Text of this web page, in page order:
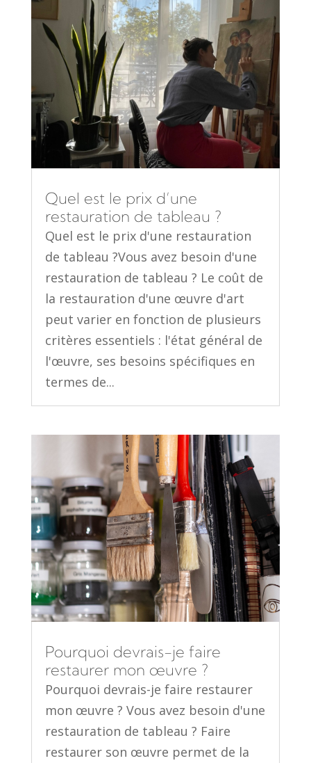
Quel est le prix d’une
restauration de tableau ?
Quel est le prix d'une restauration
de tableau ?Vous avez besoin d'une
restauration de tableau ? Le coût de
la restauration d'une œuvre d'art
peut varier en fonction de plusieurs
critères essentiels : l'état général de
l'œuvre, ses besoins spécifiques en
termes de...
Pourquoi devrais-je faire
restaurer mon œuvre ?
Pourquoi devrais-je faire restaurer
mon œuvre ? Vous avez besoin d'une
restauration de tableau ? Faire
restaurer son œuvre permet de la